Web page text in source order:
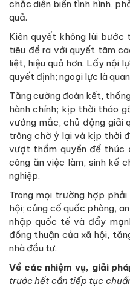
chắc diễn biến tình hình,
quả.
Kiên quyết không lùi bước
tiêu đề ra với quyết tâm
liệt, hiệu quả hơn. Lấy nội
quyết định; ngoại lực là
Tăng cường đoàn kết,
hành chính; kịp thời tháo
vướng mắc, chủ động giải
trông chờ ỷ lại và kịp thời
vượt thẩm quyền để thúc
công ăn việc làm, sinh kế
nghiệp.
Trong mọi trường hợp
hội; củng cố quốc phòng,
nhập quốc tế và đẩy
đồng thuận của xã hội,
nhà đầu tư.
Về các nhiệm vụ, giải
trước hết cần tiếp tục